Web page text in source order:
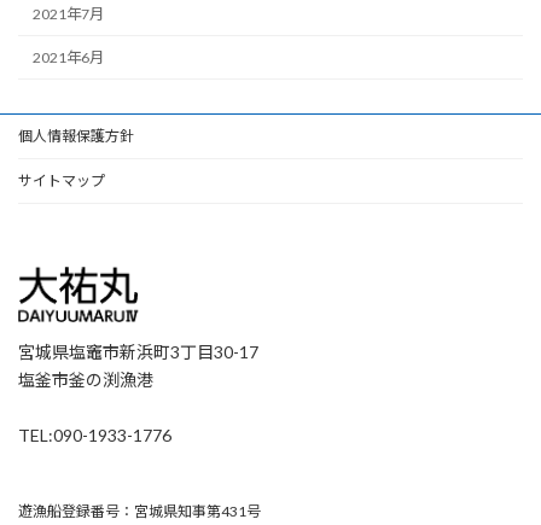
2021年7月
2021年6月
個人情報保護方針
サイトマップ
宮城県塩竈市新浜町3丁目30-17
塩釜市釜の渕漁港
TEL:090-1933-1776
遊漁船登録番号：宮城県知事第431号